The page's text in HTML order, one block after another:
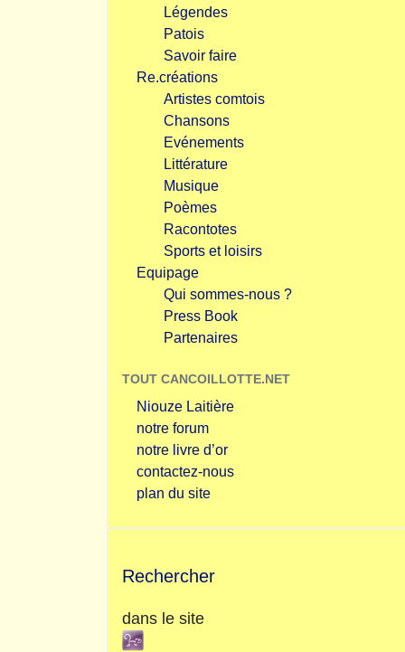
Légendes
Patois
Savoir faire
Re.créations
Artistes comtois
Chansons
Evénements
Littérature
Musique
Poèmes
Racontotes
Sports et loisirs
Equipage
Qui sommes-nous ?
Press Book
Partenaires
TOUT CANCOILLOTTE.NET
Niouze Laitière
notre forum
notre livre d’or
contactez-nous
plan du site
Rechercher
dans le site